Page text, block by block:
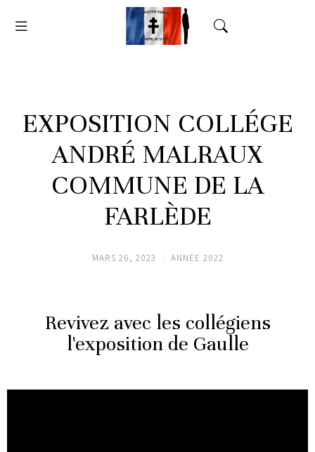
EXPOSITION COLLÉGE
ANDRÉ MALRAUX
COMMUNE DE LA
FARLÈDE
MARS 26, 2023 ANNÉE 2022
Revivez avec les collégiens
l'exposition de Gaulle